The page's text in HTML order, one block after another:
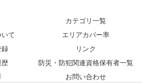
カテゴリ一覧
て
エリアカバー率
録
リンク
歴
防災・防犯関連資格保有者一覧
お問い合わせ